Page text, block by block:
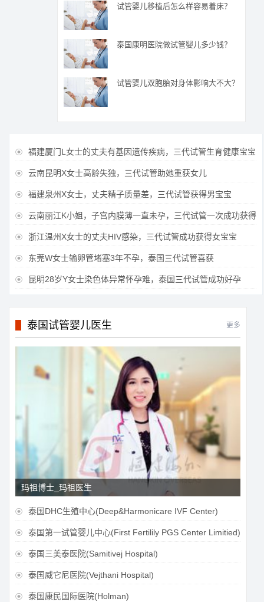
试管婴儿移植后怎么样容易着床？
泰国康明医院做试管婴儿多少钱？
试管婴儿双胞胎对身体影响大不大？
 福建厦门L女士的丈夫有基因遗传疾病，三代试管生育健康宝宝
 云南昆明X女士高龄失独，三代试管助她重获女儿
 福建泉州X女士，丈夫精子质量差，三代试管获得男宝宝
 云南丽江K小姐，子宫内膜薄一直未孕，三代试管一次成功获得
 浙江温州X女士的丈夫HIV感染，三代试管成功获得女宝宝
 东莞W女士输卵管堵塞3年不孕，泰国三代试管喜获
 昆明28岁Y女士染色体异常怀孕难，泰国三代试管成功好孕
泰国试管婴儿医生 更多
玛祖博士_玛祖医生
 泰国DHC生殖中心(Deep&Harmonicare IVF Center)
 泰国第一试管婴儿中心(First Fertilily PGS Center Limitied)
 泰国三美泰医院(Samitivej Hospital)
 泰国威它尼医院(Vejthani Hospital)
 泰国康民国际医院(Holman)